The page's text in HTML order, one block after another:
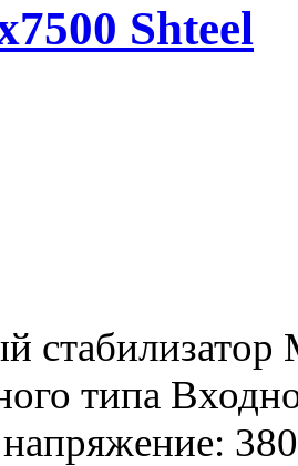
Shteel
типа